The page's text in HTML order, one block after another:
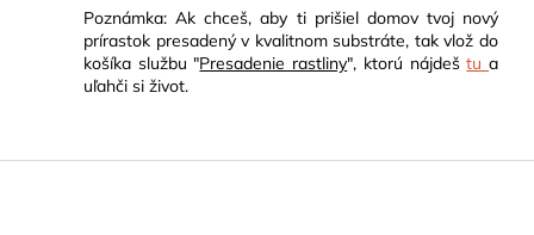
Poznámka: Ak chceš, aby ti prišiel domov tvoj nový
prírastok presadený v kvalitnom substráte, tak vlož do
košíka službu "Presadenie rastliny", ktorú nájdeštua
uľahči si život.
Z